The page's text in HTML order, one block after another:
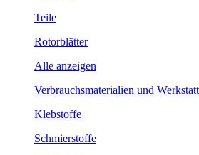
Teile
Rotorblätter
Alle anzeigen
Verbrauchsmaterialien und
Klebstoffe
Schmierstoffe